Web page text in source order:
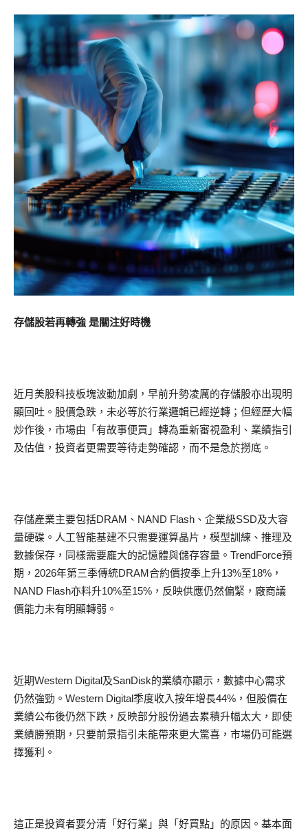
存儲股若再轉強 是關注好時機
近月美股科技板塊波動加劇，早前升勢凌厲的存儲股亦出現明
顯回吐。股價急跌，未必等於行業邏輯已經逆轉；但經歷大幅
炒作後，市場由「有故事便買」轉為重新審視盈利、業績指引
及估值，投資者更需要等待走勢確認，而不是急於撈底。
存儲產業主要包括DRAM、NAND Flash、企業級SSD及大容
量硬碟。人工智能基建不只需要運算晶片，模型訓練、推理及
數據保存，同樣需要龐大的記憶體與儲存容量。TrendForce預
期，2026年第三季傳統DRAM合約價按季上升13%至18%，
NAND Flash亦料升10%至15%，反映供應仍然偏緊，廠商議
價能力未有明顯轉弱。
近期Western Digital及SanDisk的業績亦顯示，數據中心需求
仍然強勁。Western Digital季度收入按年增長44%，但股價在
業績公布後仍然下跌，反映部分股份過去累積升幅太大，即使
業績勝預期，只要前景指引未能帶來更大驚喜，市場仍可能選
擇獲利。
這正是投資者要分清「好行業」與「好買點」的原因。基本面